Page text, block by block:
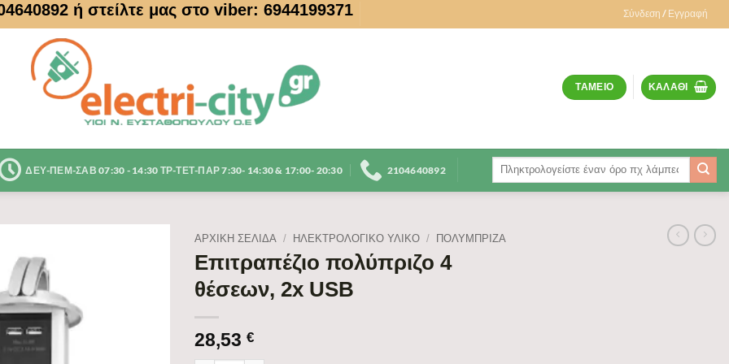
ή στείλτε μας στο viber: 6944199371 Σύνδεση / Εγγραφή
ΤΑΜΕΊΟ ΚΑΛΆΘΙ
ΔΕΥ-ΠΕΜ-ΣΑΒ 07:30 - 14:30 ΤΡ-ΤΕΤ-ΠΑΡ 7:30- 14:30 & 17:00- 20:30 2104640892
Αναζήτηση
ΑΡΧΙΚΉ ΣΕΛΊΔΑ / ΗΛΕΚΤΡΟΛΟΓΙΚΟ ΥΛΙΚΟ / ΠΟΛΎΜΠΡΙΖΑ
Επιτραπέζιο πολύπριζο 4
θέσεων, 2x USB
28,53 €